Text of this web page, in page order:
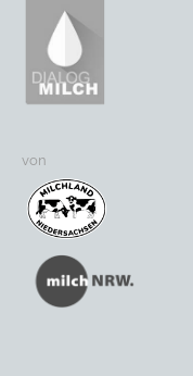
von